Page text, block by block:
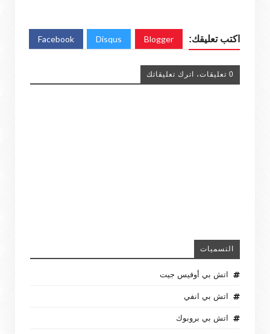
اكتب تعليقك: Blogger
Disqus
Facebook
0 تعليقات، اترك تعليقاتك
التسميات
اتش بي أوفيس جيت
اتش بي انفي
اتش بي بروبوك